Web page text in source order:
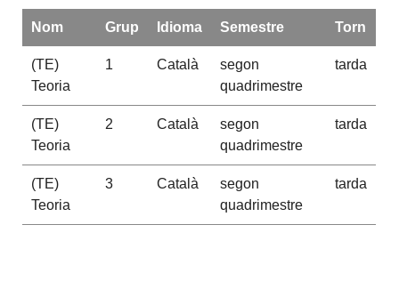
Nom Grup Idioma Semestre Torn
(TE)
Teoria
1 Català
segon
quadrimestre
tarda
(TE)
Teoria
2 Català
segon
quadrimestre
tarda
(TE)
Teoria
3 Català
segon
quadrimestre
tarda